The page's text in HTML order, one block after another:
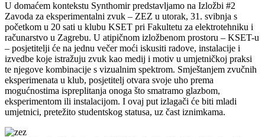
U domaćem kontekstu Synthomir predstavljamo na Izložbi #2
Zavoda za eksperimentalni zvuk – ZEZ u utorak, 31. svibnja s
početkom u 20 sati u klubu KSET pri Fakultetu za elektrotehniku i
računarstvo u Zagrebu. U atipičnom izložbenom prostoru – KSET-u
– posjetitelji će na jednu večer moći iskusiti radove, instalacije i
izvedbe koje istražuju zvuk kao medij i motiv u umjetničkoj praksi
te njegove kombinacije s vizualnim spektrom. Smještanjem zvučnih
eksperimenata u klub, posjetitelj otvara svoje uho prema
mogućnostima ispreplitanja onoga što smatramo glazbom,
eksperimentom ili instalacijom. I ovaj put izlagači će biti mladi
umjetnici, pretežito studentskog statusa, uz čast iznimkama.